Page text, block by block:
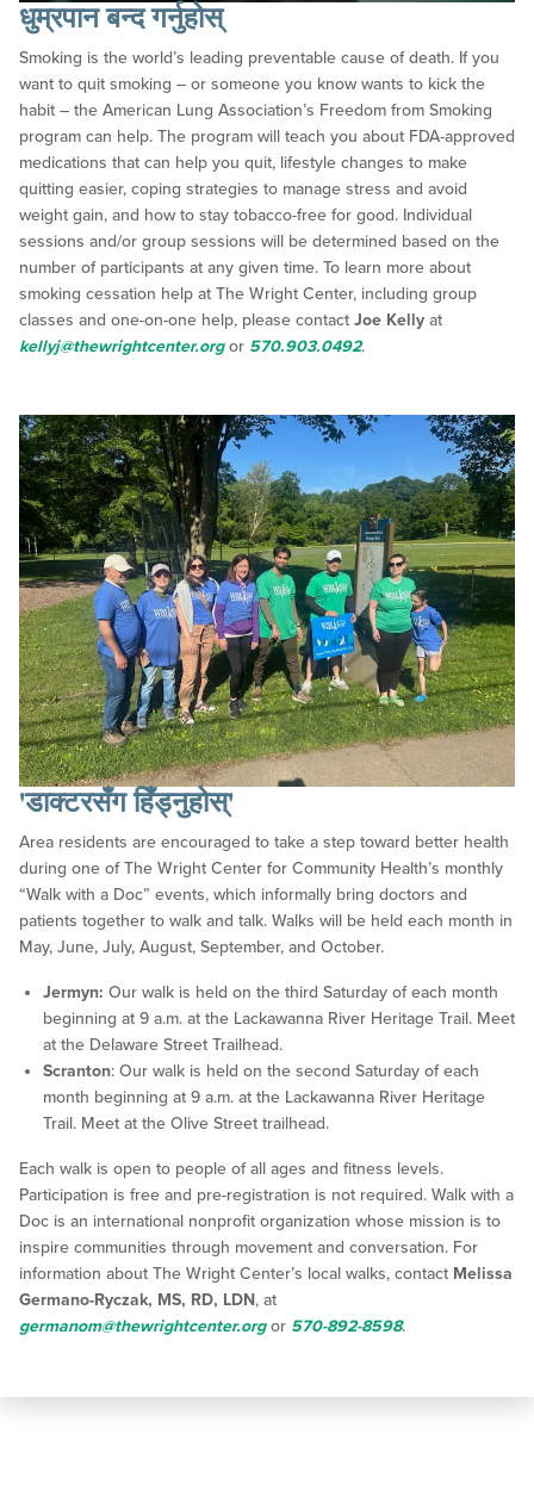
धुम्रपान बन्द गर्नुहोस्
Smoking is the world’s leading preventable cause of death. If you
want to quit smoking – or someone you know wants to kick the
habit – the American Lung Association’s Freedom from Smoking
program can help. The program will teach you about FDA-approved
medications that can help you quit, lifestyle changes to make
quitting easier, coping strategies to manage stress and avoid
weight gain, and how to stay tobacco-free for good. Individual
sessions and/or group sessions will be determined based on the
number of participants at any given time. To learn more about
smoking cessation help at The Wright Center, including group
classes and one-on-one help, please contact Joe Kelly at
kellyj@thewrightcenter.orgor 570.903.0492.
'डाक्टरसँग हिँड्नुहोस्'
Area residents are encouraged to take a step toward better health
during one of The Wright Center for Community Health’s monthly
“Walk with a Doc” events, which informally bring doctors and
patients together to walk and talk. Walks will be held each month in
May, June, July, August, September, and October.
Jermyn: Our walk is held on the third Saturday of each month
beginning at 9 a.m. at the Lackawanna River Heritage Trail. Meet
at the Delaware Street Trailhead.
Scranton: Our walk is held on the second Saturday of each
month beginning at 9 a.m. at the Lackawanna River Heritage
Trail. Meet at the Olive Street trailhead.
Each walk is open to people of all ages and fitness levels.
Participation is free and pre-registration is not required. Walk with a
Doc is an international nonprofit organization whose mission is to
inspire communities through movement and conversation. For
information about The Wright Center’s local walks, contact Melissa
Germano-Ryczak, MS, RD, LDN, at
germanom@thewrightcenter.orgor 570-892-8598.